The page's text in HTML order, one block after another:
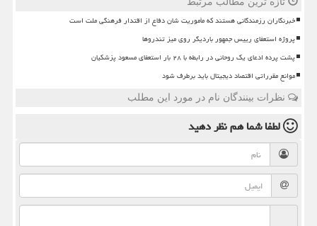
خبرنگاران رزمندگانی هستند که مأموریت شان دفاع از اقتدار فرهنگی ملت است
پروژه استعفای رییس جمهور باردیگر روی میز تندروها
پشت پرده ادعای یک روحانی در رابطه با ۲۸ بار استعفای مسعود پزشکیان
موانع مقرراتی اقتصاد دیجیتال باید برطرف شود
نظرات بینندگان نام در مورد این مطلب
لطفا شما همنظر دهید